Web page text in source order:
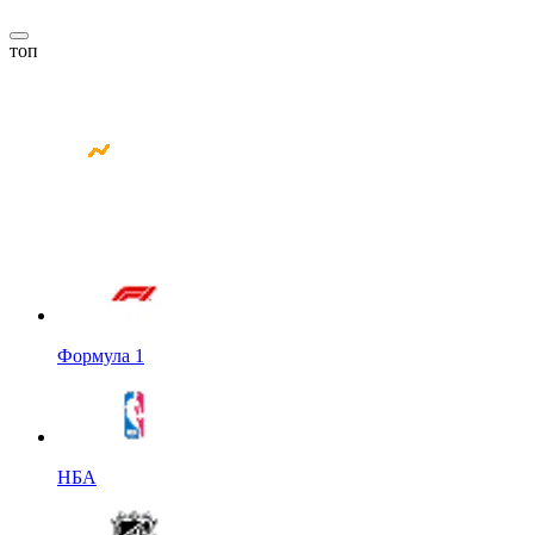
топ
Формула 1
НБА